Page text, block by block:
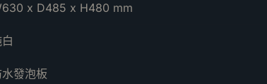
x D485 x H480 mm
發泡板